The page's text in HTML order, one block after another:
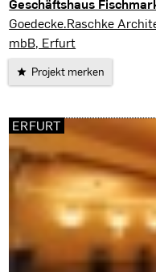
Erfurt
Goedecke.Raschke
mbB, Erfurt
Projekt merken
ERFURT